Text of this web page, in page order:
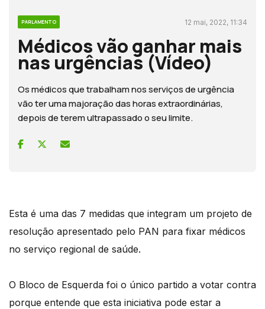
PARLAMENTO 12 mai, 2022, 11:34
Médicos vão ganhar mais
nas urgências (Vídeo)
Os médicos que trabalham nos serviços de urgência
vão ter uma majoração das horas extraordinárias,
depois de terem ultrapassado o seu limite.
Esta é uma das 7 medidas que integram um projeto de
resolução apresentado pelo PAN para fixar médicos
no serviço regional de saúde.
O Bloco de Esquerda foi o único partido a votar contra
porque entende que esta iniciativa pode estar a